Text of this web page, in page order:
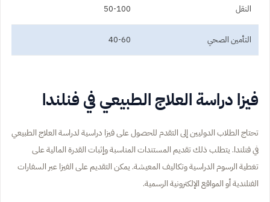
النقل 50-100
التأمين الصحي 40-60
فيزا دراسة العلاج الطبيعي في فنلندا
تحتاج الطلاب الدوليين إلى التقدم للحصول على فيزا دراسية لدراسة العلاج الطبيعي
في فنلندا. يتطلب ذلك تقديم المستندات المناسبة وإثبات القدرة المالية على
تغطية الرسوم الدراسية وتكاليف المعيشة. يمكن التقديم على الفيزا عبر السفارات
الفنلندية أو المواقع الإلكترونية الرسمية.